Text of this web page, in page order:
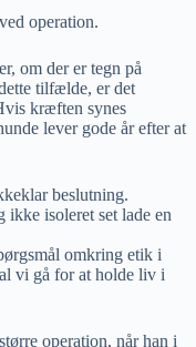
operation.
om der er tegn på
tilfælde, er det
kræften synes
lever gode år efter at
beslutning.
ikke isoleret set lade en
omkring etik i
vi gå for at holde liv i
operation, når han i